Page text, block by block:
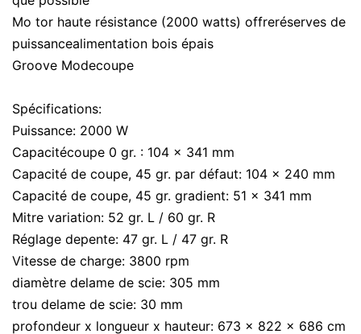
Mo tor haute résistance (2000 watts) offreréserves de
puissancealimentation bois épais
Groove Modecoupe
Spécifications:
Puissance: 2000 W
Capacitécoupe 0 gr. : 104 x 341 mm
Capacité de coupe, 45 gr. par défaut: 104 x 240 mm
Capacité de coupe, 45 gr. gradient: 51 x 341 mm
Mitre variation: 52 gr. L / 60 gr. R
Réglage depente: 47 gr. L / 47 gr. R
Vitesse de charge: 3800 rpm
diamètre delame de scie: 305 mm
trou delame de scie: 30 mm
profondeur x longueur x hauteur: 673 x 822 x 686 cm